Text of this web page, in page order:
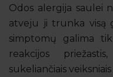
Odos alergija saulei
atveju ji trunka visą
simptomų galima
reakcijos
sukeliančiais